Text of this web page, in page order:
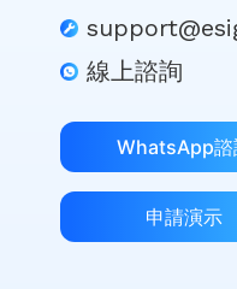
線上諮詢
WhatsApp諮
申請演示